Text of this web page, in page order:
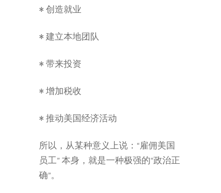
• 创造就业
• 建立本地团队
• 带来投资
• 增加税收
• 推动美国经济活动
所以，从某种意义上说：“雇佣美国
员工” 本身，就是一种极强的“政治正
确”。